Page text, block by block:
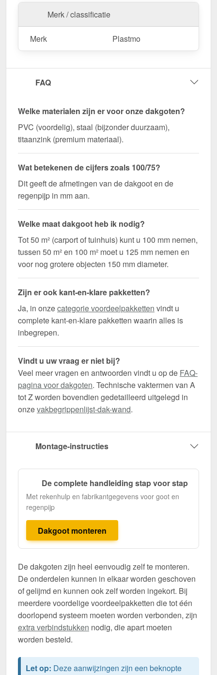
Merk / classificatie
Merk Plastmo
FAQ
Welke materialen zijn er voor onze dakgoten?
PVC (voordelig), staal (bijzonder duurzaam),
titaanzink (premium materiaal).
Wat betekenen de cijfers zoals 100/75?
Dit geeft de afmetingen van de dakgoot en de
regenpijp in mm aan.
Welke maat dakgoot heb ik nodig?
Tot 50 m² (carport of tuinhuis) kunt u 100 mm nemen,
tussen 50 m² en 100 m² moet u 125 mm nemen en
voor nog grotere objecten 150 mm diameter.
Zijn er ook kant-en-klare pakketten?
Ja, in onzecategorie voordeelpakketten vindt u
complete kant-en-klare pakketten waarin alles is
inbegrepen.
Vindt u uw vraag er niet bij?
Veel meer vragen en antwoorden vindt u op de FAQ-
pagina voor dakgoten. Technische vaktermen van A
tot Z worden bovendien gedetailleerd uitgelegd in
onzevakbegrippenlijst-dak-wand.
Montage-instructies
De complete handleiding stap voor stap
Met rekenhulp en fabrikantgegevens voor goot en
regenpijp
Dakgoot monteren
De dakgoten zijn heel eenvoudig zelf te monteren.
De onderdelen kunnen in elkaar worden geschoven
of gelijmd en kunnen ook zelf worden ingekort. Bij
meerdere voordelige voordeelpakketten die tot één
doorlopend systeem moeten worden verbonden, zijn
extra verbindstukken nodig, die apart moeten
worden besteld.
Let op: Deze aanwijzingen zijn een beknopte